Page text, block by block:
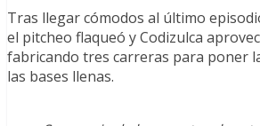
Tras llegar cómodos al último
el pitcheo flaqueó y Codizulca
fabricando tres carreras para poner
las bases llenas.